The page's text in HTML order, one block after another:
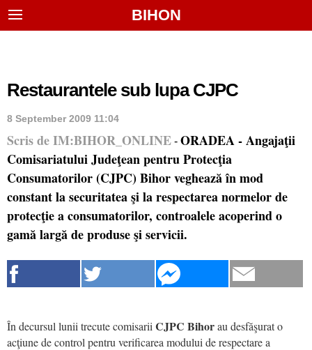
BIHON
Restaurantele sub lupa CJPC
8 September 2009 11:04
Scris de IM:BIHOR_ONLINE - ORADEA - Angajaţii
Comisariatului Judeţean pentru Protecţia
Consumatorilor (CJPC) Bihor veghează în mod
constant la securitatea şi la respectarea normelor de
protecţie a consumatorilor, controalele acoperind o
gamă largă de produse şi servicii.
În decursul lunii trecute comisarii CJPC Bihorau desfăşurat o
acţiune de control pentru verificarea modului de respectare a